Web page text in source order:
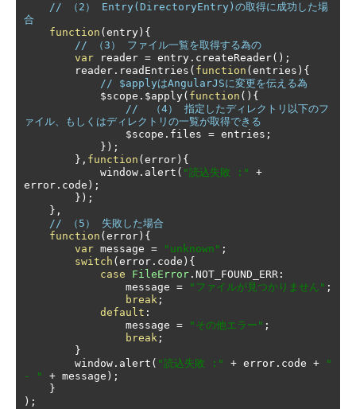
// （2） Entry(DirectoryEntry)の取得に成功した場
合
function ( entry ){
// （3） ファイル一覧を取得する為の
var reader = entry . createReader();
        reader
. readEntries ( function ( entries ){
// $applyはAngularJSに変更を伝える為
            $scope
. $apply( function (){
//  （4） 指定したディレクトリ以下のフ
ァイル、もしくはディレクトリの一覧が取得できる
                $scope
. files = entries ;
});
}, function ( error ){
            window
. alert ( "読込失敗 :"
+
error . code );
});
},
// （5） 失敗した場合
function ( error ){
var message = "unknown" ;
switch ( error . code ){
case
FileError . NOT_FOUND_ERR :
                message
= "ファイルが見つかりません" ;
break ;
default :
                message
= "その他エラー" ;
break ;
}
        window
. alert ( "読込失敗 :" + error . code +
"
- "
+ message );
}
);